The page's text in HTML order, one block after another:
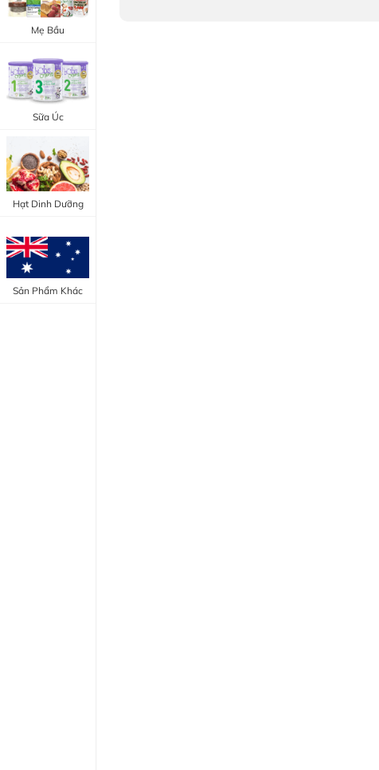
Mẹ Bầu
Sữa Úc
Hạt Dinh Dưỡng
Sản Phẩm Khác